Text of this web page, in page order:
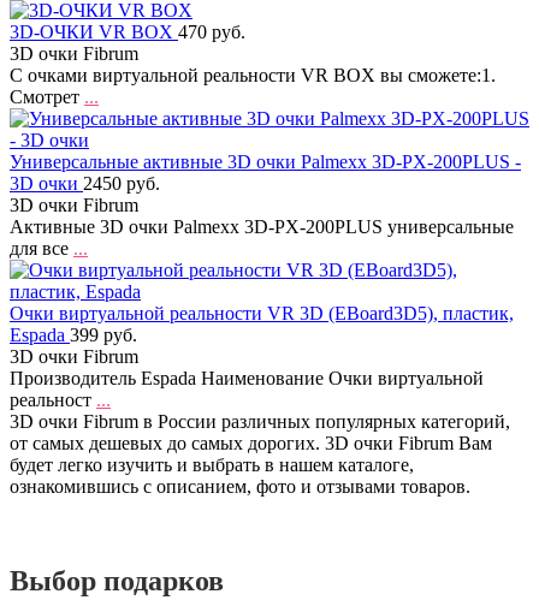
3D-ОЧКИ VR BOX 470 руб.
3D очки Fibrum
С очками виртуальной реальности VR BOX вы сможете:1.
Смотрет ...
Универсальные активные 3D очки Palmexx 3D-PX-200PLUS -
3D очки 2450 руб.
3D очки Fibrum
Активные 3D очки Palmexx 3D-PX-200PLUS универсальные
для все ...
Очки виртуальной реальности VR 3D (EBoard3D5), пластик,
Espada 399 руб.
3D очки Fibrum
Производитель Espada Наименование Очки виртуальной
реальност ...
3D очки Fibrum в России различных популярных категорий,
от самых дешевых до самых дорогих. 3D очки Fibrum Вам
будет легко изучить и выбрать в нашем каталоге,
ознакомившись с описанием, фото и отзывами товаров.
Выбор подарков